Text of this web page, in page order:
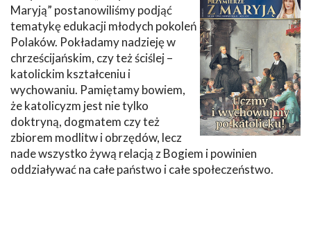
Maryją” postanowiliśmy podjąć
tematykę edukacji młodych pokoleń
Polaków. Pokładamy nadzieję w
chrześcijańskim, czy też ściślej –
katolickim kształceniu i
wychowaniu. Pamiętamy bowiem,
że katolicyzm jest nie tylko
doktryną, dogmatem czy też
zbiorem modlitw i obrzędów, lecz
nade wszystko żywą relacją z Bogiem i powinien
oddziaływać na całe państwo i całe społeczeństwo.